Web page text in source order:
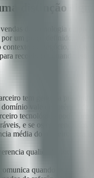
distinção
de tecnologia
um preço definido, e o
de negócio, das
reconhecer quando está
tem genuína
vale um prêmio de
tecnológico pode
e se os referenciados
média do parceiro
qualidade,
quando as coisas